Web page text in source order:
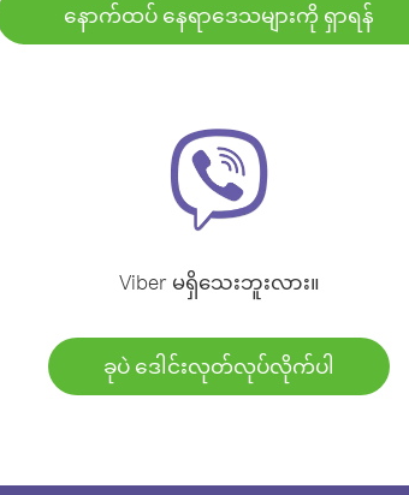
နောက်ထပ် နေရာဒေသများကို ရှာရန်
Viber မရှိသေးဘူးလား။
ခုပဲ ဒေါင်းလုတ်လုပ်လိုက်ပါ